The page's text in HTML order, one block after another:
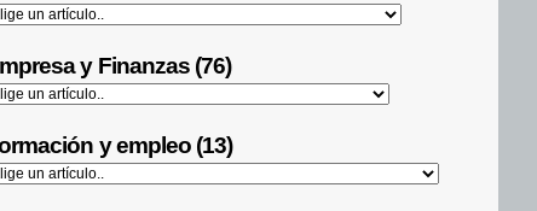
y Finanzas (76)
y empleo (13)